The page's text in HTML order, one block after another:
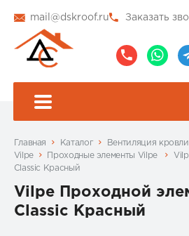
mail@dskroof.ru Заказать
Главная Каталог Вентиляция кровли
Vilpe
Проходные элементы Vilpe
Classic Красный
Vilpe Проходной
Classic Красный